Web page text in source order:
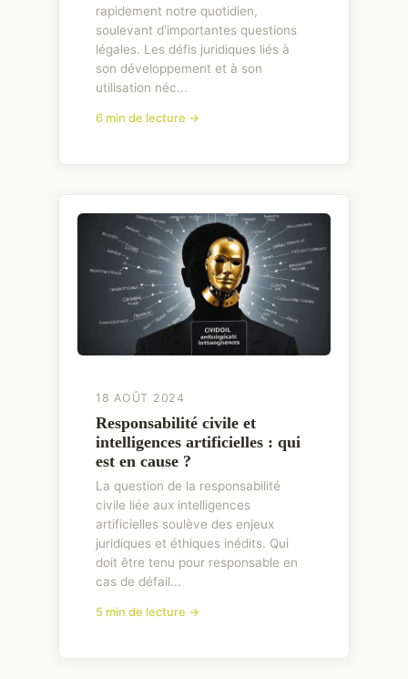
rapidement notre quotidien,
soulevant d'importantes questions
légales. Les défis juridiques liés à
son développement et à son
utilisation néc...
6 min de lecture →
18 AOÛT 2024
Responsabilité civile et
intelligences artificielles : qui
est en cause ?
La question de la responsabilité
civile liée aux intelligences
artificielles soulève des enjeux
juridiques et éthiques inédits. Qui
doit être tenu pour responsable en
cas de défail...
5 min de lecture →